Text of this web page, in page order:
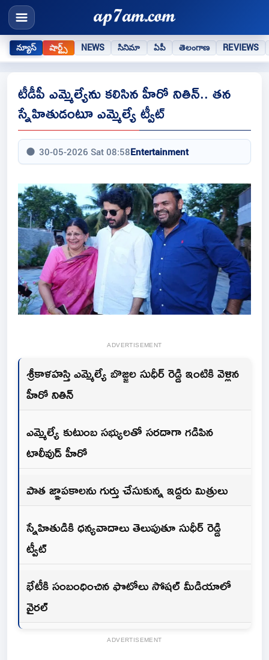
న్యూస్ షార్ట్స్ NEWS సినిమా ఏపీ తెలంగాణ REVIEWS
టీడీపీ ఎమ్మెల్యేను కలిసిన హీరో నితిన్.. తన
స్నేహితుడంటూ ఎమ్మెల్యే ట్వీట్
30-05-2026 Sat 08:58Entertainment
ADVERTISEMENT
శ్రీకాళహస్తి ఎమ్మెల్యే బొజ్జల సుధీర్ రెడ్డి ఇంటికి వెళ్లిన
హీరో నితిన్
ఎమ్మెల్యే కుటుంబ సభ్యులతో సరదాగా గడిపిన
టాలీవుడ్ హీరో
పాత జ్ఞాపకాలను గుర్తు చేసుకున్న ఇద్దరు మిత్రులు
స్నేహితుడికి ధన్యవాదాలు తెలుపుతూ సుధీర్ రెడ్డి
ట్వీట్
భేటీకి సంబంధించిన ఫొటోలు సోషల్ మీడియాలో
వైరల్
ADVERTISEMENT